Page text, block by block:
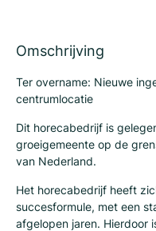
Omschrijving
Ter overname: Nieuwe
centrumlocatie
Dit horecabedrijf is
groeigemeente op de
van Nederland.
Het horecabedrijf heeft
succesformule, met een
afgelopen jaren. Hierdoor